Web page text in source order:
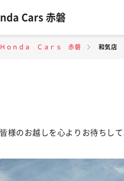
Cars 赤磐
Ｈｏｎｄａ Ｃａｒｓ 赤磐 和気店
皆様のお越しを心よりお待ちして